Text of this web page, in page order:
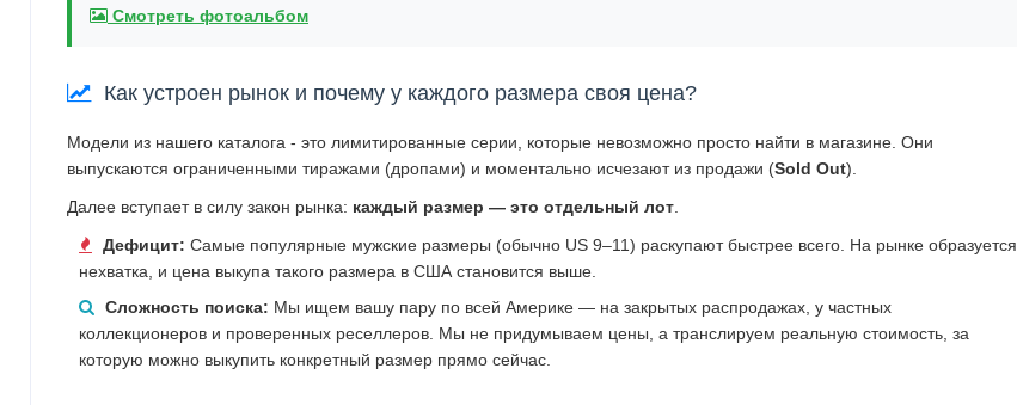
Смотреть фотоальбом
Как устроен рынок и почему у каждого размера своя цена?
Модели из нашего каталога - это лимитированные серии, которые невозможно просто найти в магазине. Они
выпускаются ограниченными тиражами (дропами) и моментально исчезают из продажи (Sold Out).
Далее вступает в силу закон рынка: каждый размер — это отдельный лот
Дефицит: Самые популярные мужские размеры (обычно US 9–11) раскупают быстрее всего. На рынке образуется
нехватка, и цена выкупа такого размера в США становится выше.
Сложность поиска: Мы ищем вашу пару по всей Америке — на закрытых распродажах, у частных
коллекционеров и проверенных реселлеров. Мы не придумываем цены, а транслируем реальную стоимость, за
которую можно выкупить конкретный размер прямо сейчас.